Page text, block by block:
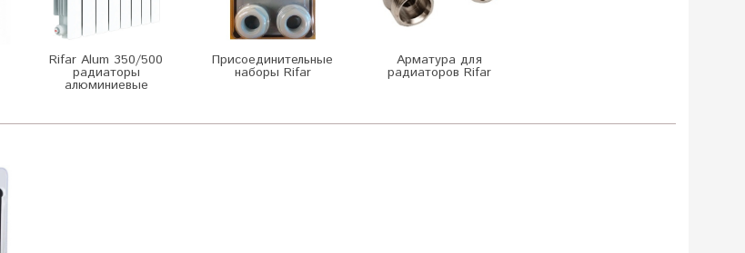
Rifar Alum 350/500
радиаторы
алюминиевые
Присоединительные
наборы Rifar
Арматура для
радиаторов Rifar